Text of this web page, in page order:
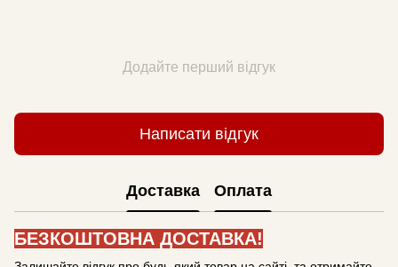
Додайте перший відгук
Написати відгук
Доставка Оплата
БЕЗКОШТОВНА ДОСТАВКА!